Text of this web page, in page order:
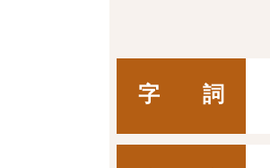
字 詞